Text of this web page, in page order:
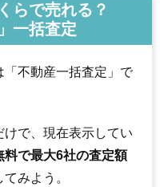
らで売れる？
一括査定
不動産一括査定」で
けで、現在表示してい
料で最大6社の査定額
みよう。